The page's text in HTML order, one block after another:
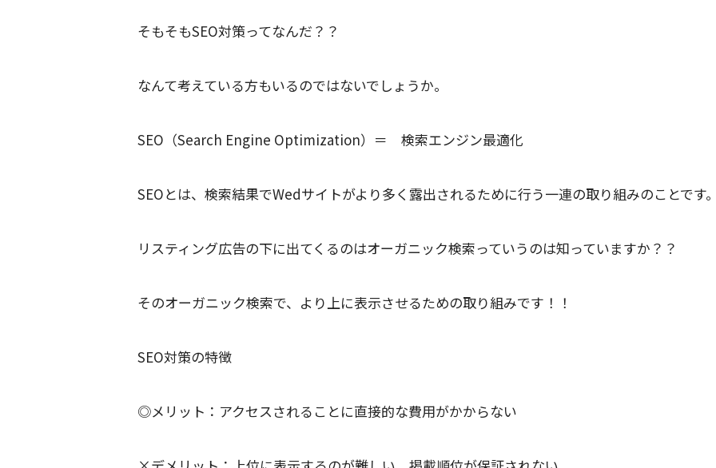
そもそもSEO対策ってなんだ？？
なんて考えている方もいるのではないでしょうか。
SEO（Search Engine Optimization）＝ 検索エンジン最適化
SEOとは、検索結果でWedサイトがより多く露出されるために行う一連の取り組みのことです
リスティング広告の下に出てくるのはオーガニック検索っていうのは知っていますか？？
そのオーガニック検索で、より上に表示させるための取り組みです！！
SEO対策の特徴
◎メリット：アクセスされることに直接的な費用がかからない